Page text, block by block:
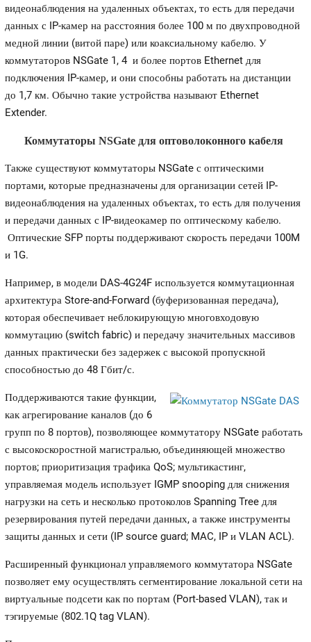
видеонаблюдения на удаленных объектах, то есть для передачи
данных с IP-камер на расстояния более 100 м по двухпроводной
медной линии (витой паре) или коаксиальному кабелю. У
коммутаторов NSGate 1, 4 и более портов Ethernet для
подключения IP-камер, и они способны работать на дистанции
до 1,7 км. Обычно такие устройства называют Ethernet
Extender.
Коммутаторы NSGate для оптоволоконного кабеля
Также существуют коммутаторы NSGate с оптическими
портами, которые предназначены для организации сетей IP-
видеонаблюдения на удаленных объектах, то есть для получения
и передачи данных с IP-видеокамер по оптическому кабелю.
Оптические SFP порты поддерживают скорость передачи 100M
и 1G.
Например, в модели DAS-4G24F используется коммутационная
архитектура Store-and-Forward (буферизованная передача),
которая обеспечивает неблокирующую многовходовую
коммутацию (switch fabric) и передачу значительных массивов
данных практически без задержек с высокой пропускной
способностью до 48 Гбит/с.
Поддерживаются такие функции,
как агрегирование каналов (до 6
групп по 8 портов), позволяющее коммутатору NSGate работать
с высокоскоростной магистралью, объединяющей множество
портов; приоритизация трафика QoS; мультикастинг,
управляемая модель использует IGMP snooping для снижения
нагрузки на сеть и несколько протоколов Spanning Tree для
резервирования путей передачи данных, а также инструменты
защиты данных и сети (IP source guard; MAC, IP и VLAN ACL).
Расширенный функционал управляемого коммутатора NSGate
позволяет ему осуществлять сегментирование локальной сети на
виртуальные подсети как по портам (Port-based VLAN), так и
тэгируемые (802.1Q tag VLAN).